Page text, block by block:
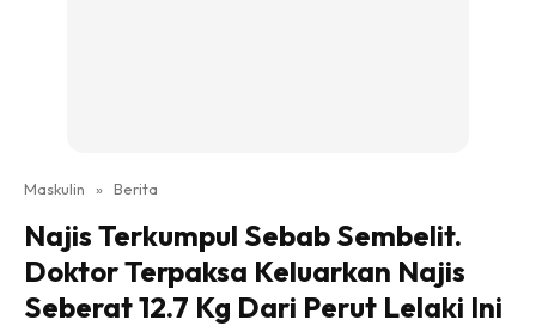
Maskulin » Berita
Najis Terkumpul Sebab Sembelit.
Doktor Terpaksa Keluarkan Najis
Seberat 12.7 Kg Dari Perut Lelaki Ini